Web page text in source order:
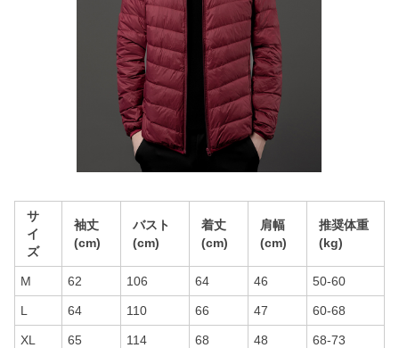
サ
イ
ズ
袖丈
(cm)
バスト
(cm)
着丈
(cm)
肩幅
(cm)
推奨体重
(kg)
M 62 106 64 46 50-60
L 64 110 66 47 60-68
XL 65 114 68 48 68-73